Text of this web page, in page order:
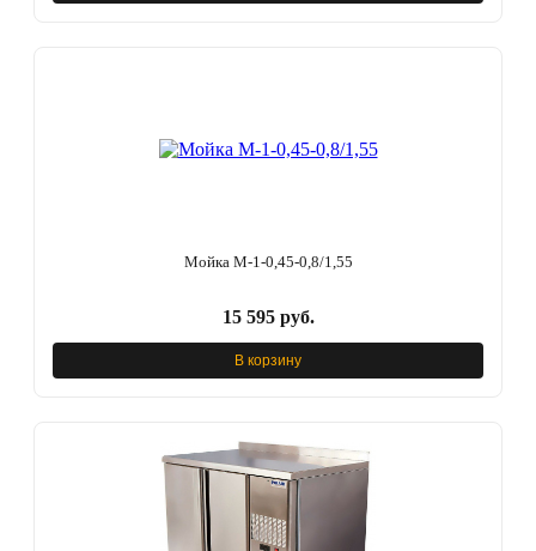
Мойка М-1-0,45-0,8/1,55
15 595 руб.
В корзину